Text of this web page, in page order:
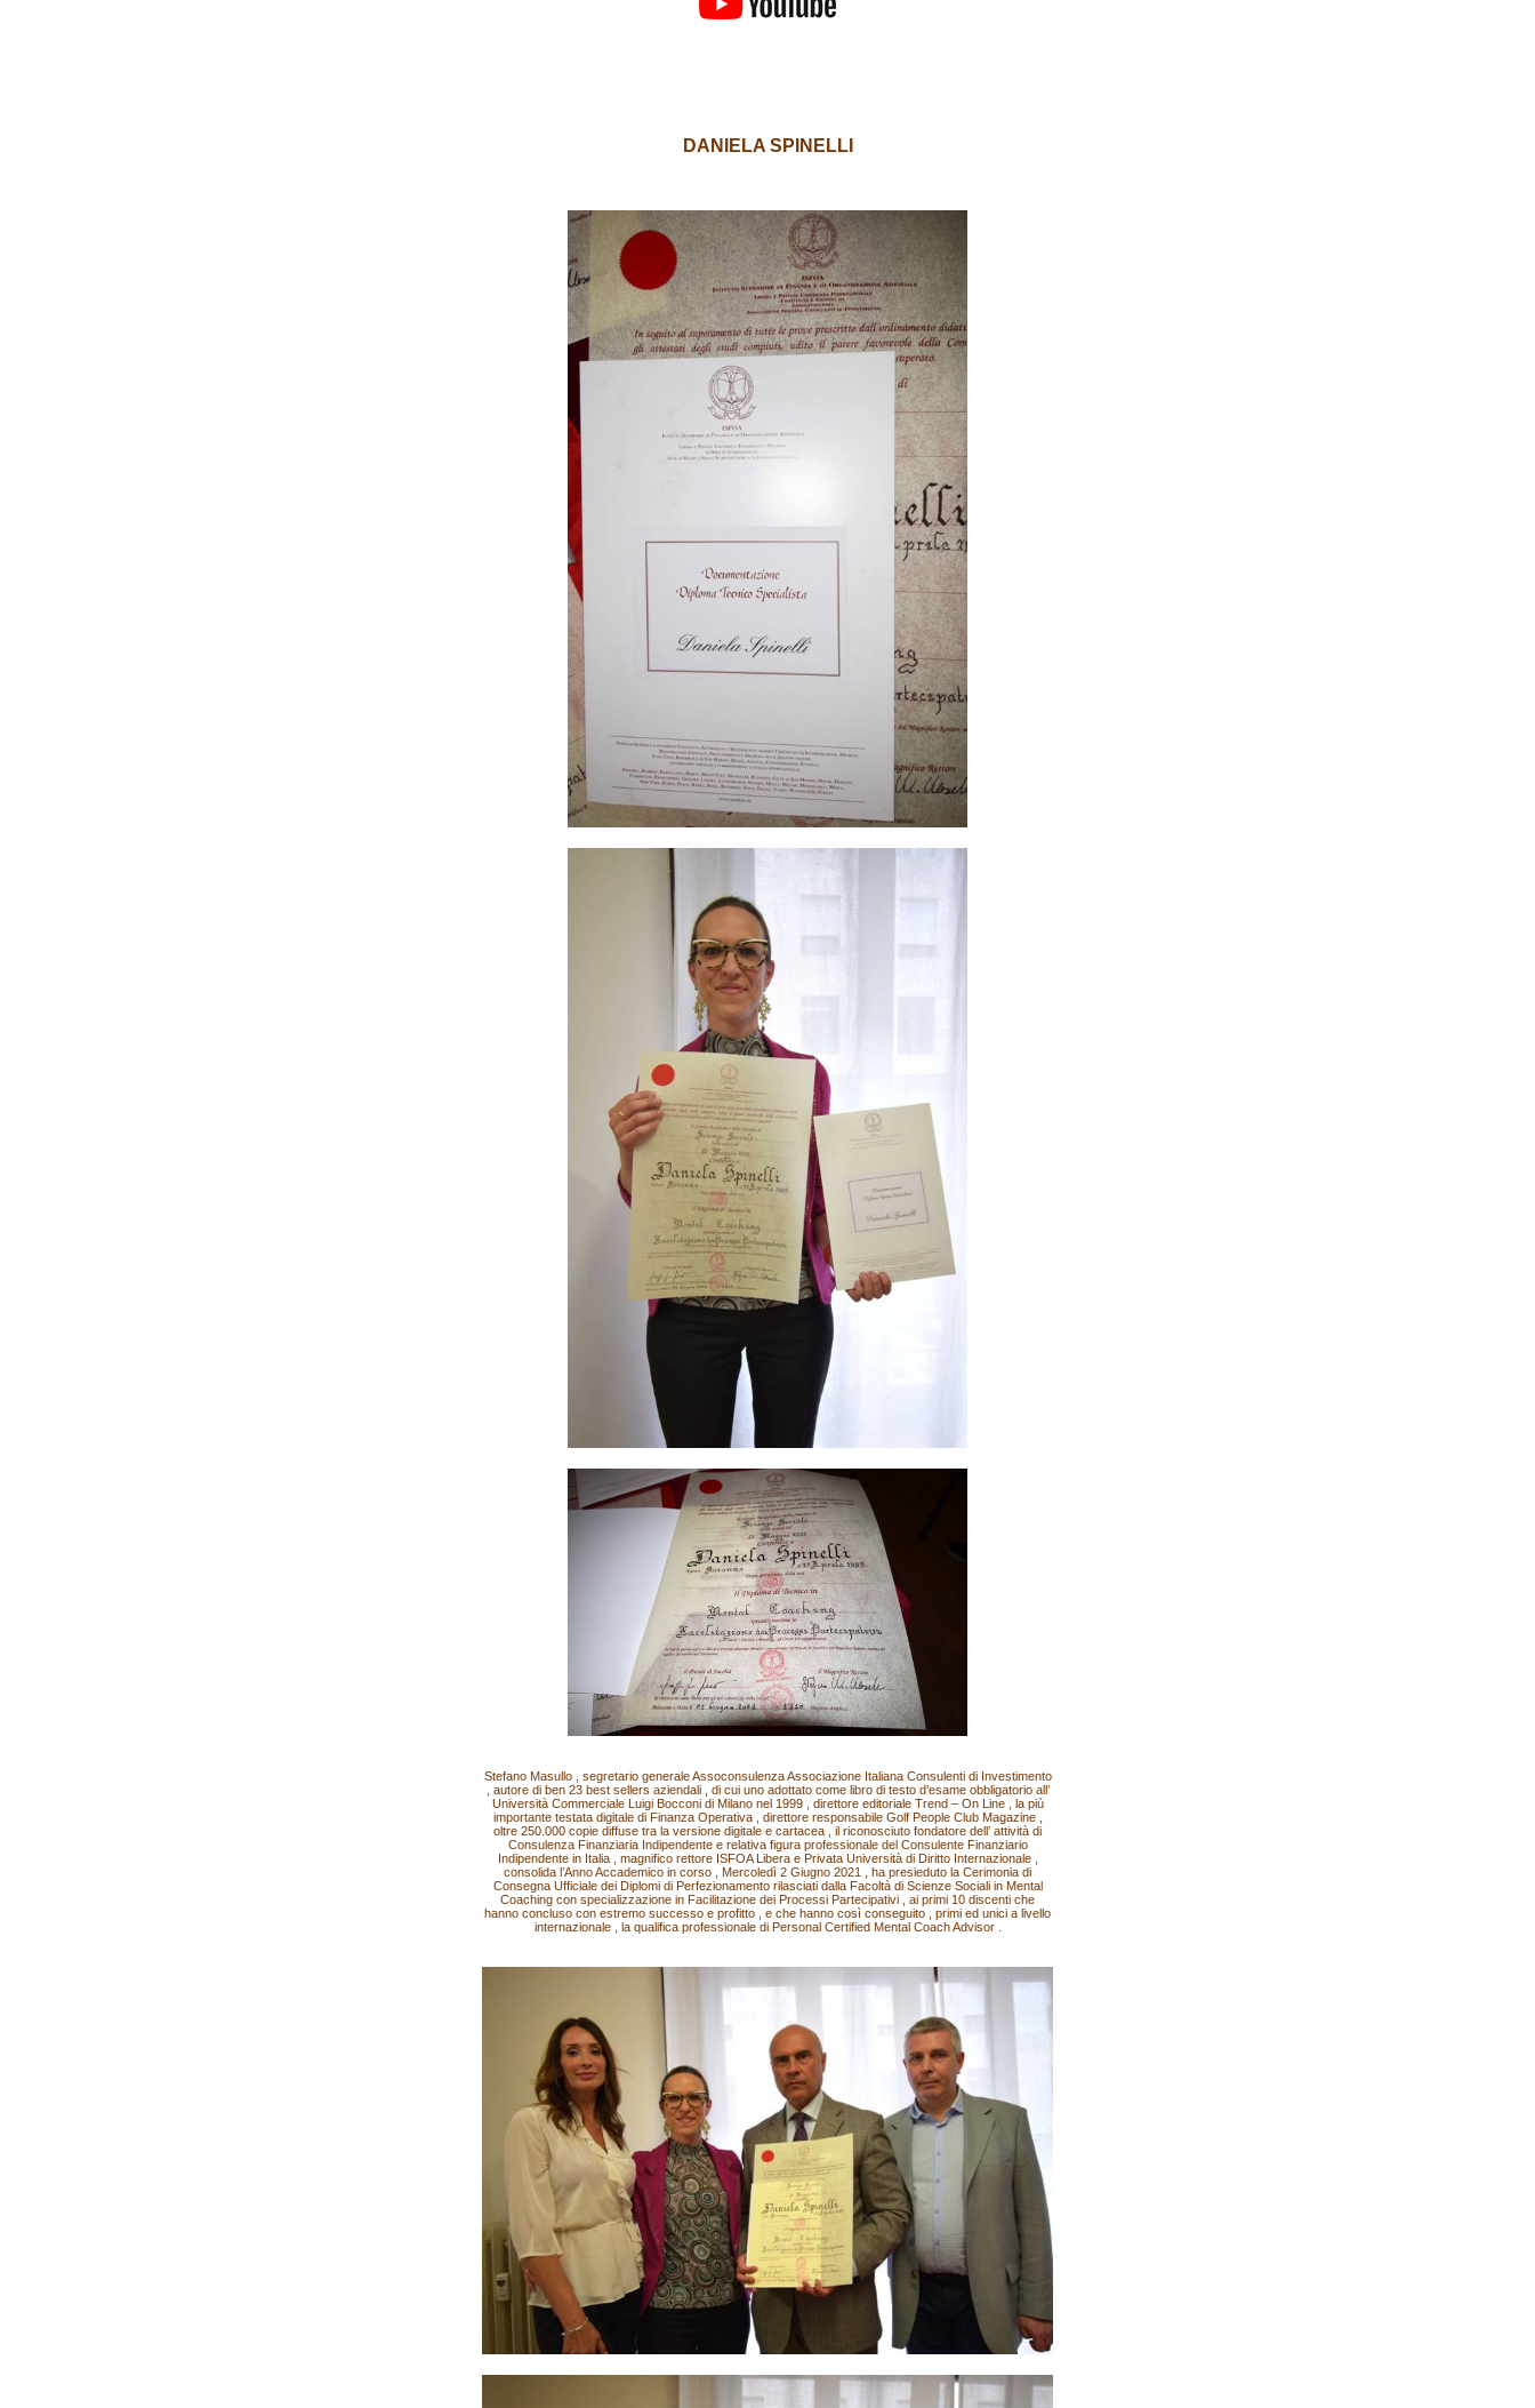
DANIELA SPINELLI
Stefano Masullo , segretario generale Assoconsulenza Associazione Italiana Consulenti di Investimento
, autore di ben 23 best sellers aziendali , di cui uno adottato come libro di testo d’esame obbligatorio all’
Università Commerciale Luigi Bocconi di Milano nel 1999 , direttore editoriale Trend – On Line , la più
importante testata digitale di Finanza Operativa , direttore responsabile Golf People Club Magazine ,
oltre 250.000 copie diffuse tra la versione digitale e cartacea , il riconosciuto fondatore dell’ attività di
Consulenza Finanziaria Indipendente e relativa figura professionale del Consulente Finanziario
Indipendente in Italia , magnifico rettore ISFOA Libera e Privata Università di Diritto Internazionale ,
consolida l’Anno Accademico in corso , Mercoledì 2 Giugno 2021 , ha presieduto la Cerimonia di
Consegna Ufficiale dei Diplomi di Perfezionamento rilasciati dalla Facoltà di Scienze Sociali in Mental
Coaching con specializzazione in Facilitazione dei Processi Partecipativi , ai primi 10 discenti che
hanno concluso con estremo successo e profitto , e che hanno così conseguito , primi ed unici a livello
internazionale , la qualifica professionale di Personal Certified Mental Coach Advisor .